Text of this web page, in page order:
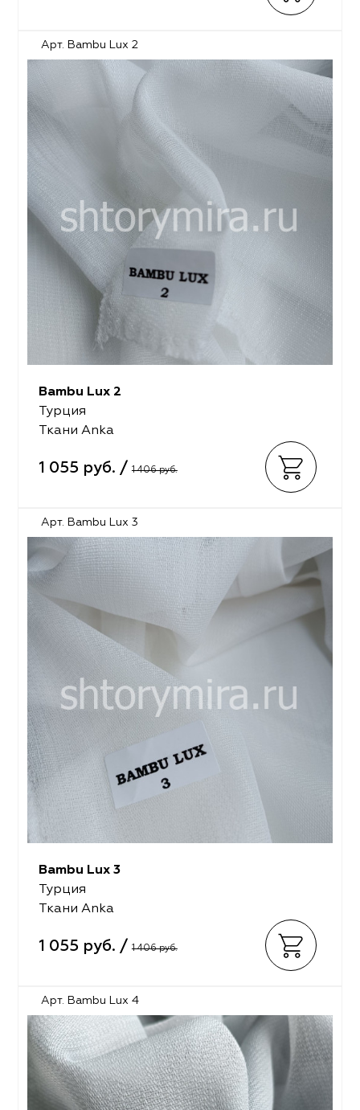
Арт. Bambu Lux 2
Bambu Lux 2
Турция
Ткани Anka
1 055 руб. / 1 406 руб.
Арт. Bambu Lux 3
Bambu Lux 3
Турция
Ткани Anka
1 055 руб. / 1 406 руб.
Арт. Bambu Lux 4